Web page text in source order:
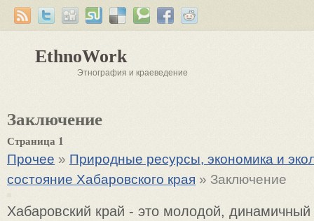
EthnoWork
Этнография и краеведение
Заключение
Страница 1
Прочее » Природные ресурсы, экономика и
состояние Хабаровского края » Заключение
Хабаровский край - это молодой,